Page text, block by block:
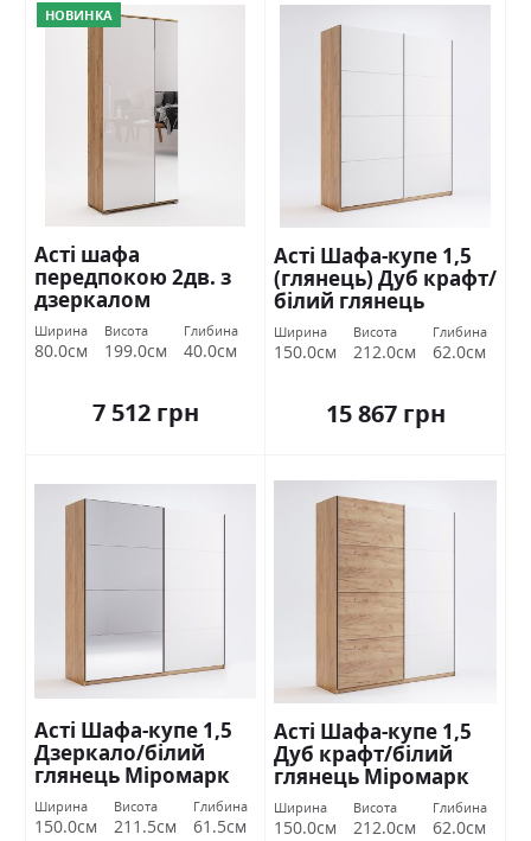
НОВИНКА
Асті шафа
передпокою 2дв. з
дзеркалом
Міромарк
Ширина
80.0см
Висота
199.0см
Глибина
40.0см
7 512 грн
Асті Шафа-купе 1,5
(глянець) Дуб крафт/
білий глянець
Міромарк
Ширина
150.0см
Висота
212.0см
Глибина
62.0см
15 867 грн
Асті Шафа-купе 1,5
Дзеркало/білий
глянець Міромарк
Ширина
150.0см
Висота
211.5см
Глибина
61.5см
Асті Шафа-купе 1,5
Дуб крафт/білий
глянець Міромарк
Ширина
150.0см
Висота
212.0см
Глибина
62.0см